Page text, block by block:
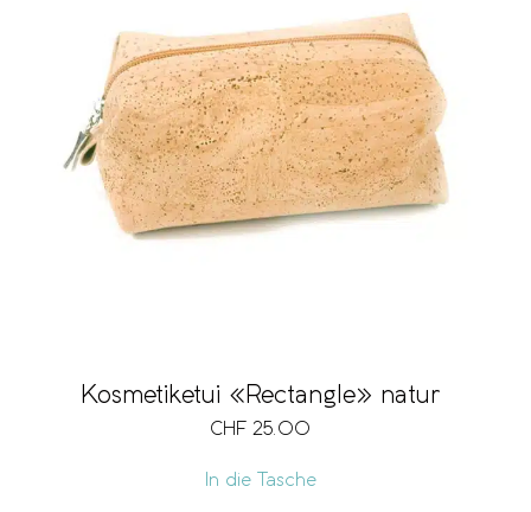
Kosmetiketui «Rectangle» natur
CHF 25.00
In die Tasche